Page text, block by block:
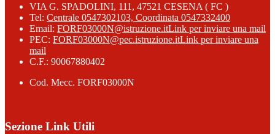
VIA G. SPADOLINI, 111, 47521 CESENA ( FC )
Tel: Centrale 0547302103, Coordinata 0547332400
Email: FORF03000N@istruzione.itLink per inviare una mail
PEC: FORF03000N@pec.istruzione.itLink per inviare una
mail
C.F.: 90067880402
Cod. Mecc. FORF03000N
Sezione Link Utili